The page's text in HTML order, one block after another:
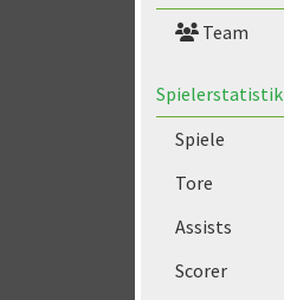
Team
Spielerstatistik
Spiele
Tore
Assists
Scorer